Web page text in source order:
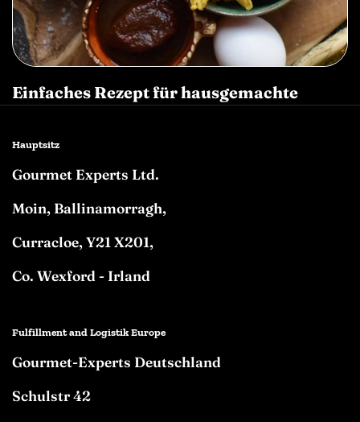
Einfaches Rezept für hausgemachte
Hauptsitz
Gourmet Experts Ltd.
Moin, Ballinamorragh,
Curracloe, Y21 X201,
Co. Wexford - Irland
Fulfillment and Logistik Europe
Gourmet-Experts Deutschland
Schulstr 42